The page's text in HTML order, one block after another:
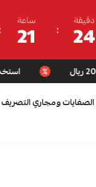
24
دقيقة 21
ساعة
استخدم كود SWB لخصم إضافي + شحن مجاني للطلبات فوق 200 ريال
الصفايات ومجاري التصريف